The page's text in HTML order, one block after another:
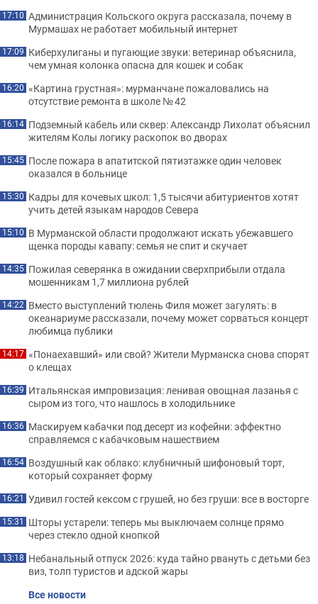
17:10 Администрация Кольского округа рассказала, почему в
Мурмашах не работает мобильный интернет
17:09 Киберхулиганы и пугающие звуки: ветеринар объяснила,
чем умная колонка опасна для кошек и собак
16:20 «Картина грустная»: мурманчане пожаловались на
отсутствие ремонта в школе № 42
16:14 Подземный кабель или сквер: Александр Лихолат объяснил
жителям Колы логику раскопок во дворах
15:45 После пожара в апатитской пятиэтажке один человек
оказался в больнице
15:30 Кадры для кочевых школ: 1,5 тысячи абитуриентов хотят
учить детей языкам народов Севера
15:10 В Мурманской области продолжают искать убежавшего
щенка породы кавапу: семья не спит и скучает
14:35 Пожилая северянка в ожидании сверхприбыли отдала
мошенникам 1,7 миллиона рублей
14:22 Вместо выступлений тюлень Филя может загулять: в
океанариуме рассказали, почему может сорваться концерт
любимца публики
14:17 «Понаехавший» или свой? Жители Мурманска снова спорят
о клещах
16:39 Итальянская импровизация: ленивая овощная лазанья с
сыром из того, что нашлось в холодильнике
16:36 Маскируем кабачки под десерт из кофейни: эффектно
справляемся с кабачковым нашествием
16:54 Воздушный как облако: клубничный шифоновый торт,
который сохраняет форму
16:21 Удивил гостей кексом с грушей, но без груши: все в восторге
15:31 Шторы устарели: теперь мы выключаем солнце прямо
через стекло одной кнопкой
13:18 Небанальный отпуск 2026: куда тайно рвануть с детьми без
виз, толп туристов и адской жары
Все новости